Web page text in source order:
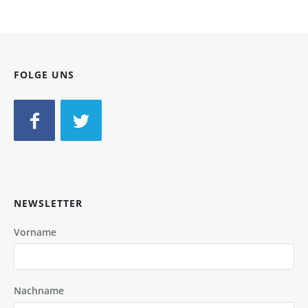
FOLGE UNS
NEWSLETTER
Vorname
Nachname